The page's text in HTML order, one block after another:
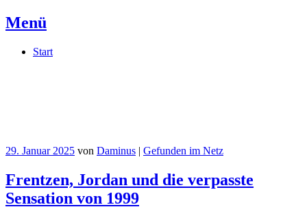
Menü
SpringeStart
29. Januar 2025 von Daminus | Gefunden im Netz
Frentzen, Jordan und die verpasste
Sensation von 1999